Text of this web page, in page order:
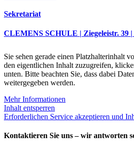
Sekretariat
CLEMENS SCHULE | Ziegeleistr. 39 |
Sie sehen gerade einen Platzhalterinhalt
den eigentlichen Inhalt zuzugreifen,
unten. Bitte beachten Sie, dass dabei
weitergegeben werden.
Mehr Informationen
Inhalt entsperren
Erforderlichen Service akzeptieren und
Kontaktieren Sie uns – wir antworten